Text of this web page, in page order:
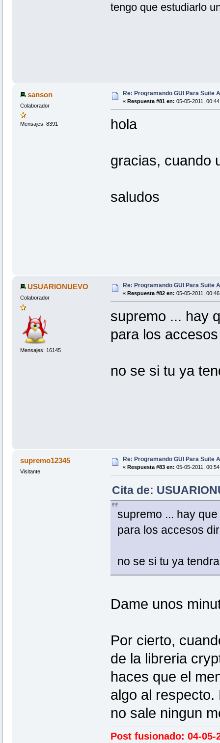
tengo que estudiarlo
sanson
Colaborador
Mensajes: 8391
Re: Programando GUI Para Suite
« Respuesta #81 en: 05-05-2011,
hola
gracias, cuando
saludos
USUARIONUEVO
Colaborador
Mensajes: 16145
Re: Programando GUI Para Suite
« Respuesta #82 en: 05-05-2011,
supremo ... hay
para los
no se si tu ya
supremo12345
Visitante
Re: Programando GUI Para Suite
« Respuesta #83 en: 05-05-2011,
Cita de:
supremo ... hay
para los accesos
no se si tu ya
Dame unos
Por cierto,
de la libreria
haces que el
algo al respecto.
no sale ningun
Post fusionado: 04-05-